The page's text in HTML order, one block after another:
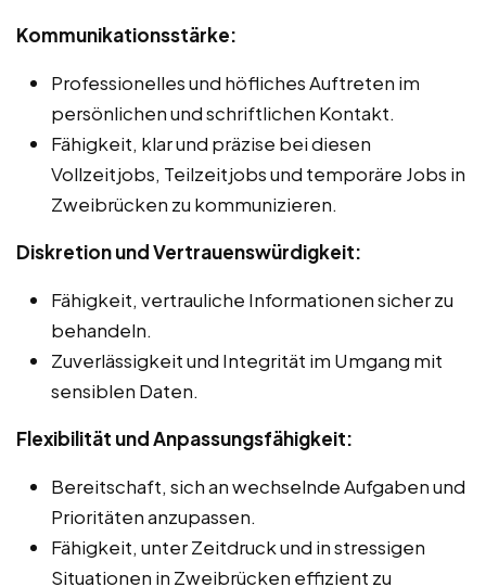
Kommunikationsstärke:
Professionelles und höfliches Auftreten im
persönlichen und schriftlichen Kontakt.
Fähigkeit, klar und präzise bei diesen
Vollzeitjobs, Teilzeitjobs und temporäre Jobs in
Zweibrücken zu kommunizieren.
Diskretion und Vertrauenswürdigkeit:
Fähigkeit, vertrauliche Informationen sicher zu
behandeln.
Zuverlässigkeit und Integrität im Umgang mit
sensiblen Daten.
Flexibilität und Anpassungsfähigkeit:
Bereitschaft, sich an wechselnde Aufgaben und
Prioritäten anzupassen.
Fähigkeit, unter Zeitdruck und in stressigen
Situationen in Zweibrücken effizient zu